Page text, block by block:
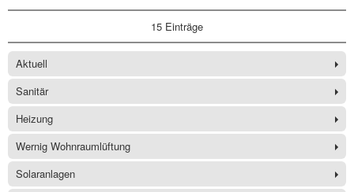
15 Einträge
Aktuell
Sanitär
Heizung
Wernig Wohnraumlüftung
Solaranlagen